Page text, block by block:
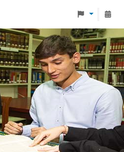
Monteávila